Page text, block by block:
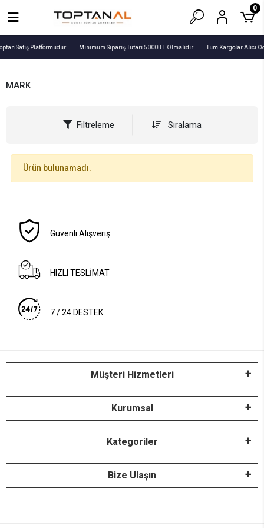
Satış Platformudur. Minimum Sipariş Tutarı 5000 TL Olmalıdır. Tüm Kargolar Alıcı
0
MARK
Filtreleme Sıralama
Ürün bulunamadı.
Güvenli Alışveriş
HIZLI TESLİMAT
7 / 24 DESTEK
Müşteri Hizmetleri
Kurumsal
Kategoriler
Bize Ulaşın